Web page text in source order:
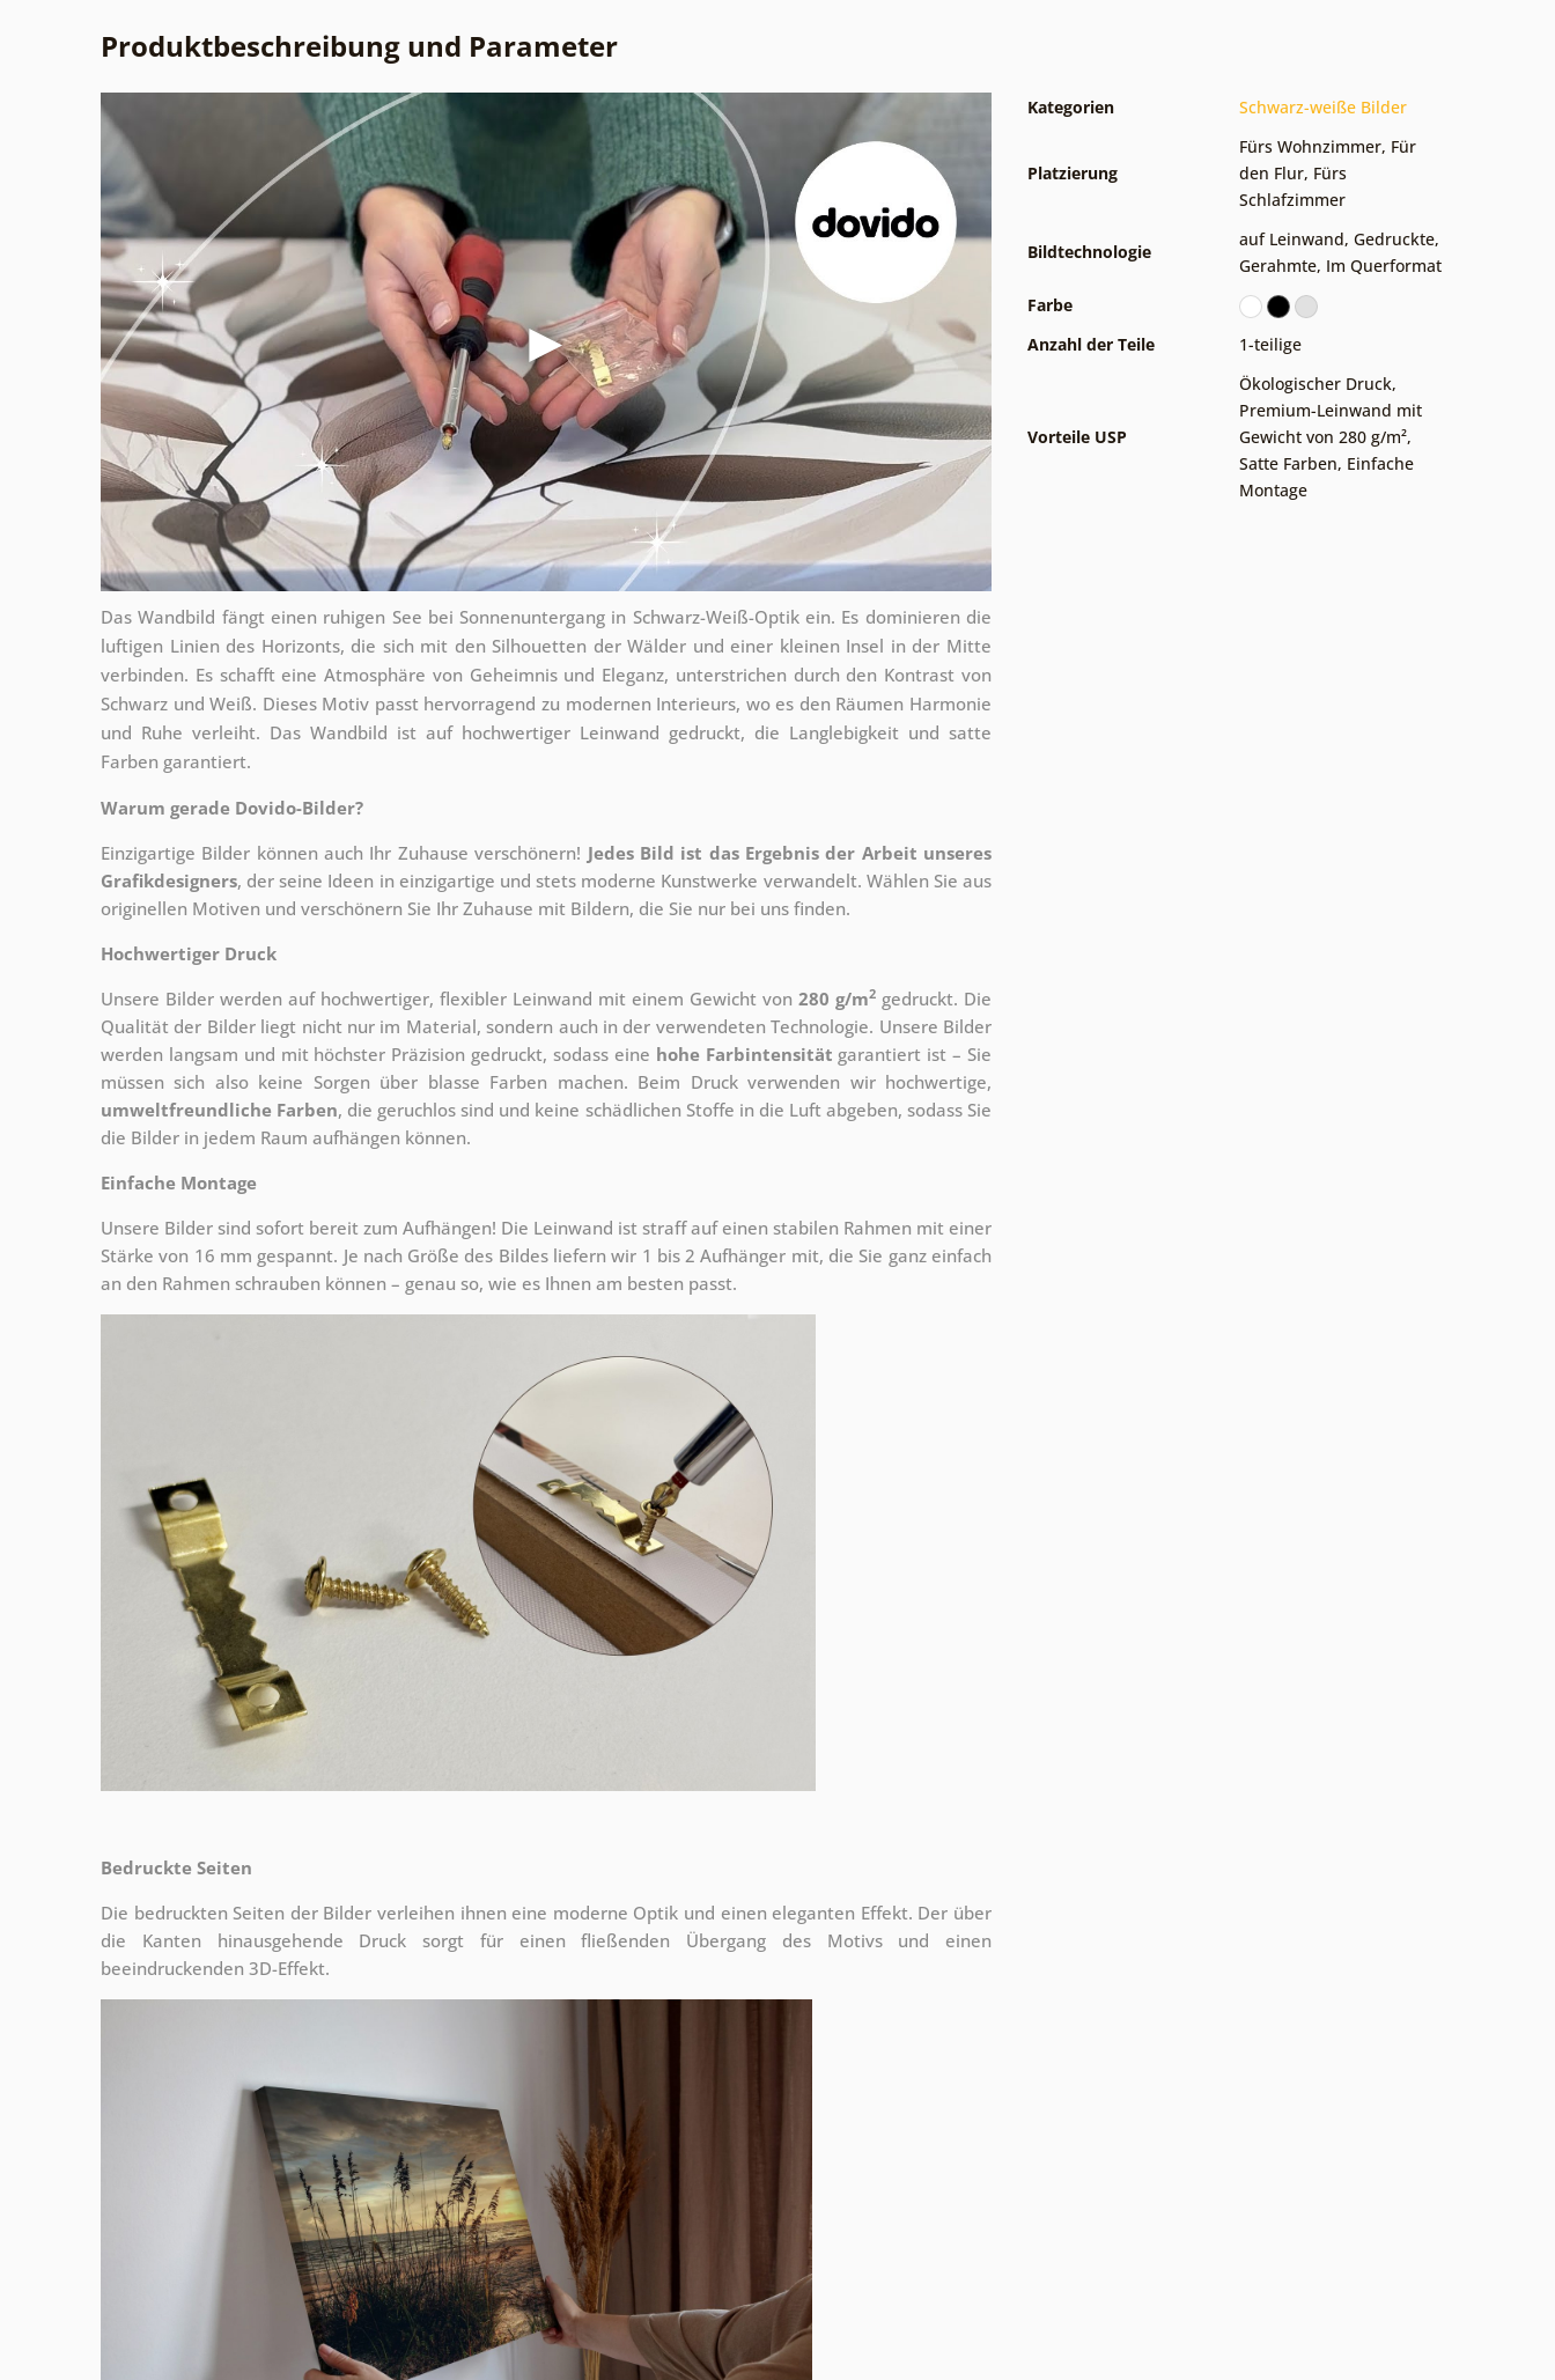
Produktbeschreibung und Parameter
Das Wandbild fängt einen ruhigen See bei Sonnenuntergang in Schwarz-Weiß-Optik ein. Es dominieren die
luftigen Linien des Horizonts, die sich mit den Silhouetten der Wälder und einer kleinen Insel in der Mitte
verbinden. Es schafft eine Atmosphäre von Geheimnis und Eleganz, unterstrichen durch den Kontrast von
Schwarz und Weiß. Dieses Motiv passt hervorragend zu modernen Interieurs, wo es den Räumen Harmonie
und Ruhe verleiht. Das Wandbild ist auf hochwertiger Leinwand gedruckt, die Langlebigkeit und satte
Farben garantiert.
Warum gerade Dovido-Bilder?
Einzigartige Bilder können auch Ihr Zuhause verschönern! Jedes Bild ist das Ergebnis der Arbeit unseres
Grafikdesigners, der seine Ideen in einzigartige und stets moderne Kunstwerke verwandelt. Wählen Sie aus
originellen Motiven und verschönern Sie Ihr Zuhause mit Bildern, die Sie nur bei uns finden.
Hochwertiger Druck
Unsere Bilder werden auf hochwertiger, flexibler Leinwand mit einem Gewicht von 280 g/m2 gedruckt. Die
Qualität der Bilder liegt nicht nur im Material, sondern auch in der verwendeten Technologie. Unsere Bilder
werden langsam und mit höchster Präzision gedruckt, sodass eine hohe Farbintensität garantiert ist – Sie
müssen sich also keine Sorgen über blasse Farben machen. Beim Druck verwenden wir hochwertige,
umweltfreundliche Farben, die geruchlos sind und keine schädlichen Stoffe in die Luft abgeben, sodass Sie
die Bilder in jedem Raum aufhängen können.
Einfache Montage
Unsere Bilder sind sofort bereit zum Aufhängen! Die Leinwand ist straff auf einen stabilen Rahmen mit einer
Stärke von 16 mm gespannt. Je nach Größe des Bildes liefern wir 1 bis 2 Aufhänger mit, die Sie ganz einfach
an den Rahmen schrauben können – genau so, wie es Ihnen am besten passt.
Bedruckte Seiten
Die bedruckten Seiten der Bilder verleihen ihnen eine moderne Optik und einen eleganten Effekt. Der über
die Kanten hinausgehende Druck sorgt für einen fließenden Übergang des Motivs und einen
beeindruckenden 3D-Effekt.
Kategorien Schwarz-weiße Bilder
Platzierung
Fürs Wohnzimmer, Für
den Flur, Fürs
Schlafzimmer
Bildtechnologie
auf Leinwand, Gedruckte,
Gerahmte, Im Querformat
Farbe
Anzahl der Teile
1-teilige
Vorteile USP
Ökologischer Druck,
Premium-Leinwand mit
Gewicht von 280 g/m²,
Satte Farben, Einfache
Montage